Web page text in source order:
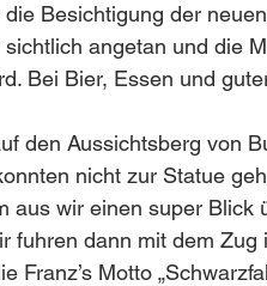
Besichtigung der
angetan und die
Bei Bier, Essen und
den Aussichtsberg von
nicht zur Statue
aus wir einen super Blick
fuhren dann mit dem
Motto